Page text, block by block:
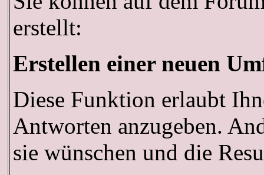
erstellt:
Erstellen einer neuen
Diese Funktion erlaubt
Antworten anzugeben.
sie wünschen und die